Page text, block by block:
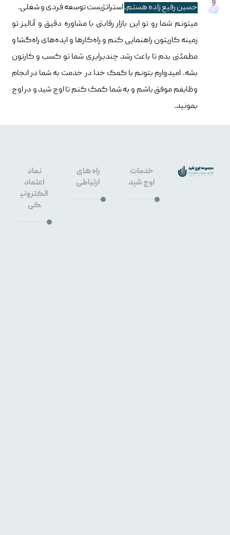
حسین رفیع زاده هستم.استراتژیست توسعه فردی و شغلی.
میتونم شما رو تو این بازار رقابتی با مشاوره دقیق و آنالیز تو
زمینه کاریتون راهنمایی کنم و راه‌کارها و ایده‌های راه‌گشا و
مطمئنی بدم تا باعث رشد چندبرابری شما تو کسب و کارتون
بشه. امیدوارم بتونم با کمک خدا در خدمت به شما در انجام
وظایفم موفق باشم و به شما کمک کنم تا اوج شید و در اوج
بمونید.
خدمات
اوج شید
راه های
ارتباطی
نماد
اعتماد
الکترونی
کی